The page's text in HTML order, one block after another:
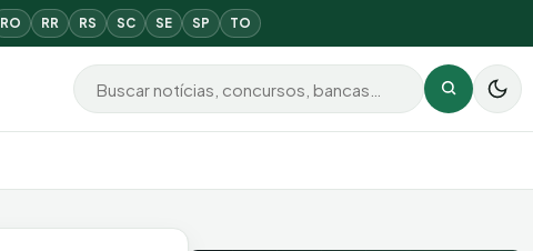
RO RR RS SC SE SP TO
Buscar por: Buscar